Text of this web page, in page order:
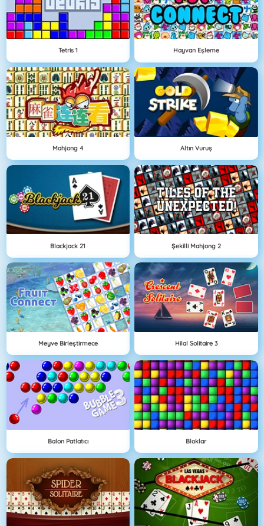
Tetris 1 Hayvan Eşleme
Mahjong 4 Altın Vuruş
Blackjack 21 Şekilli Mahjong 2
Meyve Birleştirmece Hilal Solitaire 3
Balon Patlatıcı Bloklar